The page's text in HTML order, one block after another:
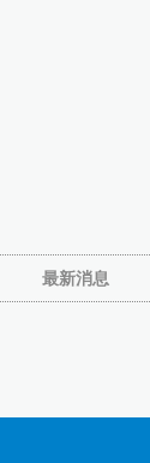
最新消息